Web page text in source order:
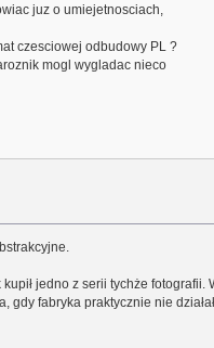
juz o umiejetnosciach,
czesciowej odbudowy PL ?
mogl wygladac nieco
jedno z serii tychże
gdy fabryka praktycznie nie